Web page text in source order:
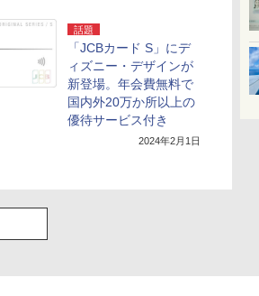
話題
「JCBカード S」にデ
ィズニー・デザインが
新登場。年会費無料で
国内外20万か所以上の
優待サービス付き
2024年2月1日